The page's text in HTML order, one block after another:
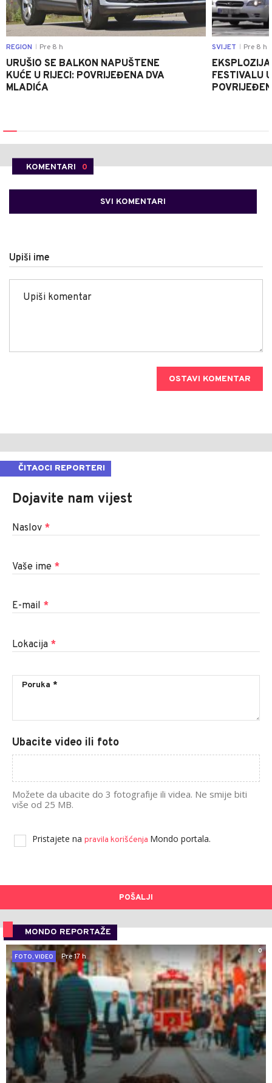
REGION Pre 8 h
URUŠIO SE BALKON NAPUŠTENE
KUĆE U RIJECI: POVRIJEĐENA DVA
MLADIĆA
SVIJET Pre 8 h
FESTIVALU
KOMENTARI 0
SVI KOMENTARI
Upiši ime
OSTAVI KOMENTAR
ČITAOCI REPORTERI
Dojavite nam vijest
Naslov *
Vaše ime *
E-mail *
Lokacija *
Ubacite video ili foto
Možete da ubacite do 3 fotografije ili videa. Ne smije biti
više od 25 MB.
Pristajete na pravila korišćenja Mondo portala.
POŠALJI
MONDO REPORTAŽE
0
FOTO, VIDEO
Pre 17 h